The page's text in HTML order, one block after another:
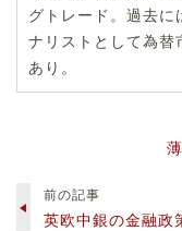
グトレード。過去に
ナリストとして為替
あり。
前の記事
英欧中銀の金融政